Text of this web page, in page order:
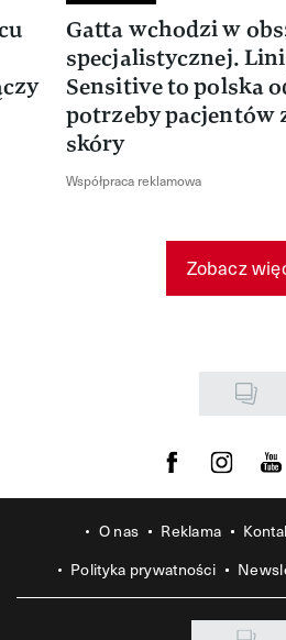
Gatta wchodzi w
specjalistycznej.
Sensitive to polska
potrzeby pacjentów
skóry
Współpraca reklamowa
Zobacz
Visit us on Facebook
Visit us on
O nas Reklama
Polityka prywatności